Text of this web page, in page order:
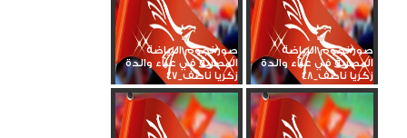
صور نجوم الرياضة
المصرية في عزاء والدة
زكريا ناصف_48
صور نجوم الرياضة
المصرية في عزاء والدة
زكريا ناصف_47